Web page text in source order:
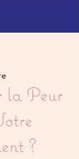
la Peur
?